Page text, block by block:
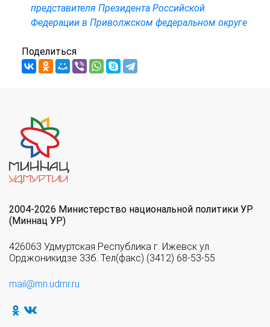
представителя Президента Российской
Федерации в Приволжском федеральном округе
Поделиться
2004-2026 Министерство национальной политики УР
(Миннац УР)
426063 Удмуртская Республика г. Ижевск ул.
Орджоникидзе 33б. Тел(факс) (3412) 68-53-55
mail@mn.udmr.ru